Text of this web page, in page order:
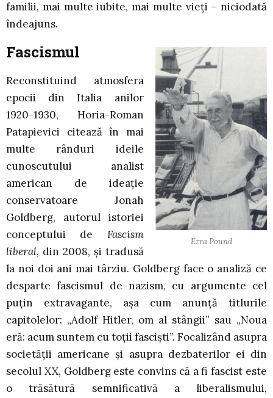
familii, mai multe iubite, mai multe vieți – niciodată
îndeajuns.
Ezra Pound
Fascismul
Reconstituind atmosfera
epocii din Italia anilor
1920-1930, Horia-Roman
Patapievici citează în mai
multe rânduri ideile
cunoscutului analist
american de ideație
conservatoare Jonah
Goldberg, autorul istoriei
conceptului de Fascism
liberal, din 2008, și tradusă
la noi doi ani mai târziu. Goldberg face o analiză ce
desparte fascismul de nazism, cu argumente cel
puțin extravagante, așa cum anunță titlurile
capitolelor: „Adolf Hitler, om al stângii” sau „Noua
eră: acum suntem cu toții fasciști”. Focalizând asupra
societății americane și asupra dezbaterilor ei din
secolul XX, Goldberg este convins că a fi fascist este
o trăsătură semnificativă a liberalismului,